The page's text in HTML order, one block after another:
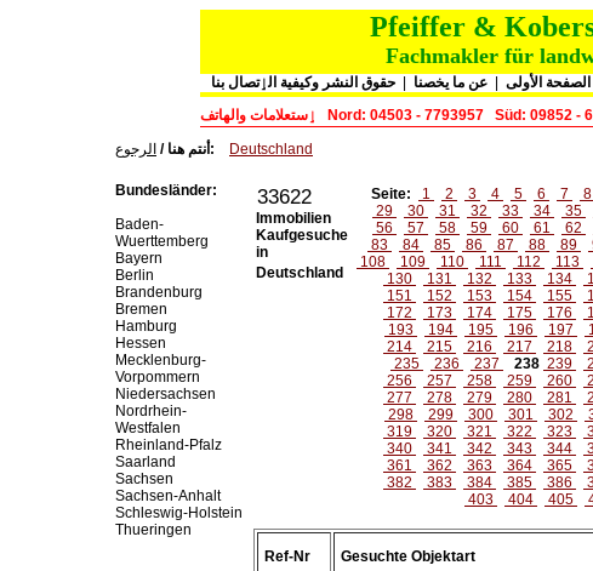
Pfeiffer &
Fachmakler für
الصفحة الأولى |عن ما يخصنا |حقوق النشر وكيفية الٳتصال بنا
Nord: 04503 - 7793957 Süd: 09852 -
أنتم هنا / الرجوع : Deutschland
Bundesländer:
Baden-
Wuerttemberg
Bayern
Berlin
Brandenburg
Bremen
Hamburg
Hessen
Mecklenburg-
Vorpommern
Niedersachsen
Nordrhein-
Westfalen
Rheinland-Pfalz
Saarland
Sachsen
Sachsen-Anhalt
Schleswig-Holstein
Thueringen
33622
Immobilien
Kaufgesuche
in
Deutschland
Seite: 1 2 3 4 5 6 7 8
29
30 31 32 33 34 35
56
57 58 59 60 61 62
83
84 85 86 87 88 89
108
109 110 111 112 113
130
131 132 133 134
151
152 153 154 155
172
173 174 175 176
193
194 195 196 197
214
215 216 217 218
235
236 237 238 239
256
257 258 259 260
277
278 279 280 281
298
299 300 301 302
319
320 321 322 323
340
341 342 343 344
361
362 363 364 365
382
383 384 385 386
403
404 405
Ref-Nr Gesuchte Objektart